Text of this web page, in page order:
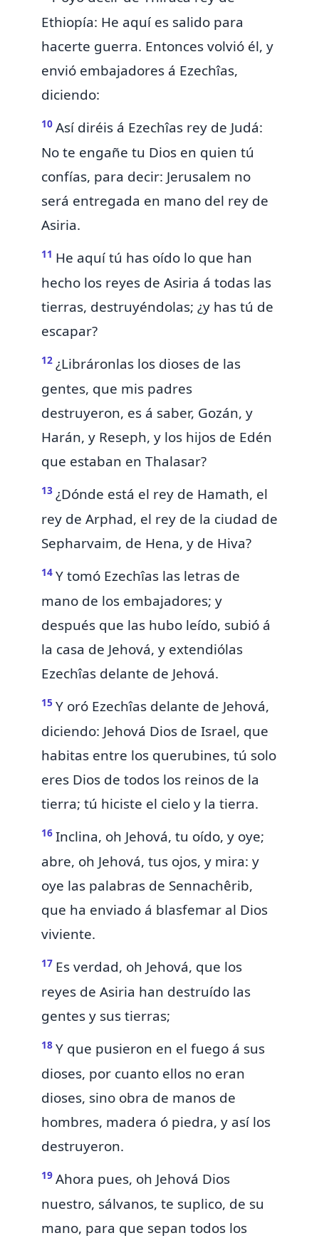
Ethiopía: He aquí es salido para
hacerte guerra. Entonces volvió él, y
envió embajadores á Ezechîas,
diciendo:
10 Así diréis á Ezechîas rey de Judá:
Note engañe tu Dios en quien tú
confías, para decir: Jerusalem no
será entregada en mano del rey de
Asiria.
11 He aquí tú has oído lo que han
hecho los reyes de Asiria á todas las
tierras, destruyéndolas; ¿y has tú de
escapar?
12 ¿Libráronlas los dioses de las
gentes, que mis padres
destruyeron, es á saber, Gozán, y
Harán, y Reseph, y los hijos de Edén
que estaban en Thalasar?
13 ¿Dónde está el rey de Hamath, el
rey de Arphad, el rey de la ciudad de
Sepharvaim, de Hena, y de Hiva?
14 Y tomó Ezechîas las letras de
mano de los embajadores; y
después que las hubo leído, subió á
la casa de Jehová, y extendiólas
Ezechîas delante de Jehová.
15 Y oró Ezechîas delante de Jehová,
diciendo: Jehová Dios de Israel, que
habitas entre los querubines, tú solo
eres Dios de todos los reinos de la
tierra; tú hiciste el cielo y la tierra.
16 Inclina, oh Jehová, tu oído, y oye;
abre, oh Jehová, tus ojos, y mira: y
oye las palabras de Sennachêrib,
que ha enviado á blasfemar al Dios
viviente.
17 Es verdad, oh Jehová, que los
reyes de Asiria han destruído las
gentes y sus tierras;
18 Y que pusieron en el fuego á sus
dioses, por cuanto ellos no eran
dioses, sino obra de manos de
hombres, madera ó piedra, y así los
destruyeron.
19 Ahora pues, oh Jehová Dios
nuestro, sálvanos, te suplico, de su
mano, para que sepan todos los